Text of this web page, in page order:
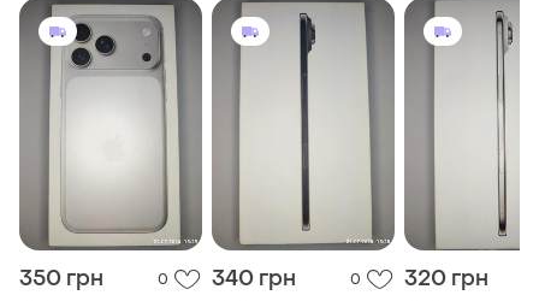
350 грн 0 340 грн 0 320 грн